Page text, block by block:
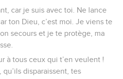
car je suis avec toi. Ne lance
ton Dieu, c’est moi. Je viens te
secours et je te protège, ma
à tous ceux qui t’en veulent !
disparaissent, tes